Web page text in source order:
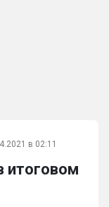
в 02:11
итоговом